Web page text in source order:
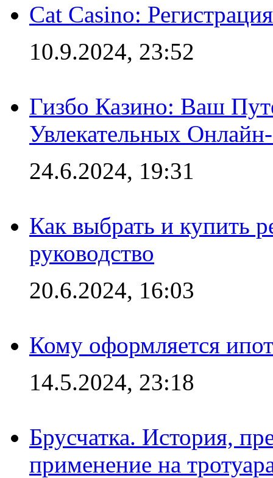
Cat Casino:
10.9.2024, 23:52
Гизбо Казино: Ваш
Увлекательных
24.6.2024, 19:31
Как выбрать и купить
руководство
20.6.2024, 16:03
Кому оформляется
14.5.2024, 23:18
Брусчатка. История,
применение на